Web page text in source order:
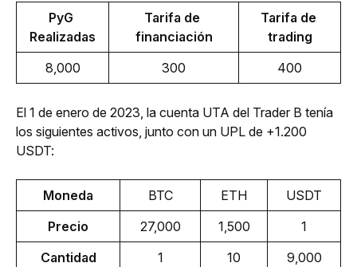
PyG
Realizadas
Tarifa de
financiación
Tarifa de
trading
8,000
300 400
El 1 de enero de 2023, la cuenta UTA del Trader B tenía
los siguientes activos, junto con un UPL de +1.200
USDT:
Moneda BTC ETH
USDT
Precio
27,000 1,500
1
Cantidad
1 10 9,000